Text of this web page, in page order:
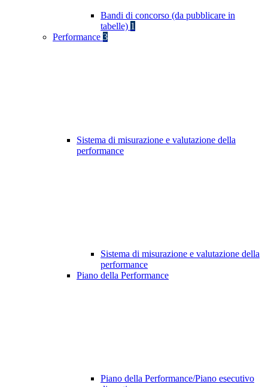
Bandi di concorso (da pubblicare in
tabelle) 1
Performance 3
Sistema di misurazione e valutazione della
performance
Sistema di misurazione e valutazione della
performance
Piano della Performance
Piano della Performance/Piano esecutivo